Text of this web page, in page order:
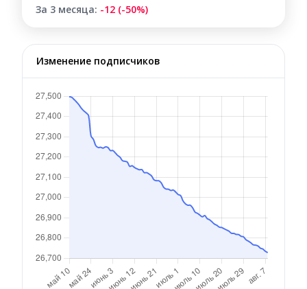
За 3 месяца: -12 (-50%)
Изменение подписчиков